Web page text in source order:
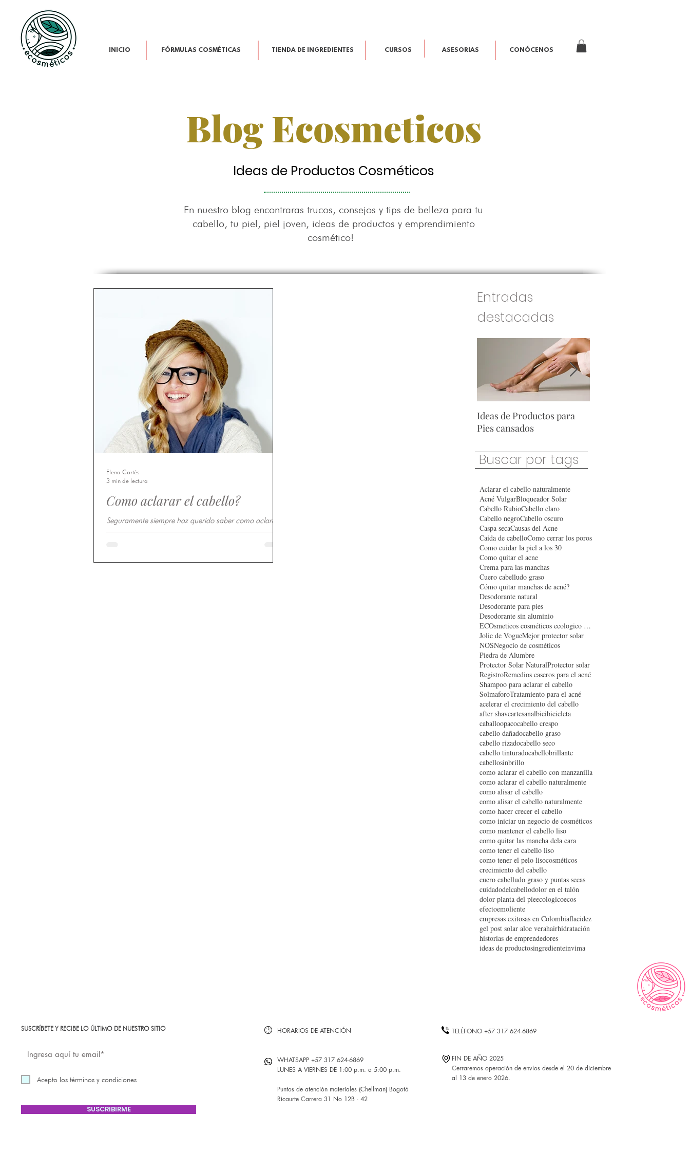
INICIO FÓRMULAS COSMÉTICAS TIENDA DE INGREDIENTES CURSOS ASESORIAS CONÓCENOS
Blog Ecosmeticos
Ideas de Productos Cosméticos
En nuestro blog encontraras trucos, consejos y tips de belleza para tu
cabello, tu piel, piel joven, ideas de productos y emprendimiento
cosmético!
Como aclarar el cabello?
Seguramente siempre haz querido saber como aclarar
el cabello con manzanilla u otros ingredientes naturales.
Elena Cortés
3 min de lectura
Entradas
destacadas
Ideas de Productos para
Pies cansados
Buscar por tags
Aclarar el cabello naturalmente
Acné VulgarBloqueador Solar
Cabello RubioCabello claro
Cabello negroCabello oscuro
Caspa secaCausas del Acne
Caída de cabelloComo cerrar los poros
Como cuidar la piel a los 30
Como quitar el acne
Crema para las manchas
Cuero cabelludo graso
Cómo quitar manchas de acné?
Desodorante natural
Desodorante para pies
Desodorante sin aluminio
ECOsmeticos cosméticos ecologico organico
Jolie de VogueMejor protector solar
NOSNegocio de cosméticos
Piedra de Alumbre
Protector Solar NaturalProtector solar
RegistroRemedios caseros para el acné
Shampoo para aclarar el cabello
SolmaforoTratamiento para el acné
acelerar el crecimiento del cabello
after shaveartesanalbicibicicleta
caballoopacocabello crespo
cabello dañadocabello graso
cabello rizadocabello seco
cabello tinturadocabellobrillante
cabellosinbrillo
como aclarar el cabello con manzanilla
como aclarar el cabello naturalmente
como alisar el cabello
como alisar el cabello naturalmente
como hacer crecer el cabello
como iniciar un negocio de cosméticos
como mantener el cabello liso
como quitar las mancha dela cara
como tener el cabello liso
como tener el pelo lisocosméticos
crecimiento del cabello
cuero cabelludo graso y puntas secas
cuidadodelcabellodolor en el talón
dolor planta del pieecologicoecos
efectoemoliente
empresas exitosas en Colombiaflacidez
gel post solar aloe verahairhidratación
historias de emprendedores
ideas de productosingredienteinvima
SUSCRÍBETE Y RECIBE LO ÚLTIMO DE NUESTRO SITIO
Acepto los términos y condiciones
SUSCRIBIRME
HORARIOS DE ATENCIÓN
WHATSAPP +57 317 624-6869
LUNES A VIERNES DE 1:00 p.m. a 5:00 p.m.
Puntos de atención materiales (Chellman) Bogotá
Ricaurte Carrera 31 No 12B - 42
TELÉFONO +57 317 624-6869
FIN DE AÑO 2025
Cerraremos operación de envíos desde el 20 de diciembre
al 13 de enero 2026.